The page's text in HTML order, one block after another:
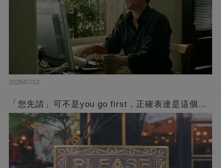
2026/07/13
「您先請」可不是you go first，正確表達是這個…